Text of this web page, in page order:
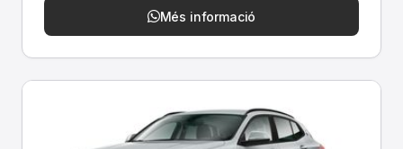
Més informació